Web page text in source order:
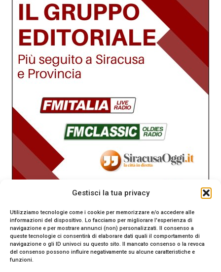
Gestisci la tua privacy
Utilizziamo tecnologie come i cookie per memorizzare e/o accedere alle
informazioni del dispositivo. Lo facciamo per migliorare l'esperienza di
navigazione e per mostrare annunci (non) personalizzati. Il consenso a
queste tecnologie ci consentirà di elaborare dati quali il comportamento di
navigazione o gli ID univoci su questo sito. Il mancato consenso o la revoca
del consenso possono influire negativamente su alcune caratteristiche e
funzioni.